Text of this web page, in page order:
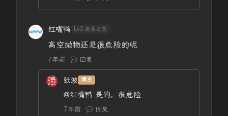
红嘴鸭 Lv3.点头之交
高空抛物还是很危险的呢
7年前 回复
张波 博主
@红嘴鸭 是的，很危险
7年前 回复